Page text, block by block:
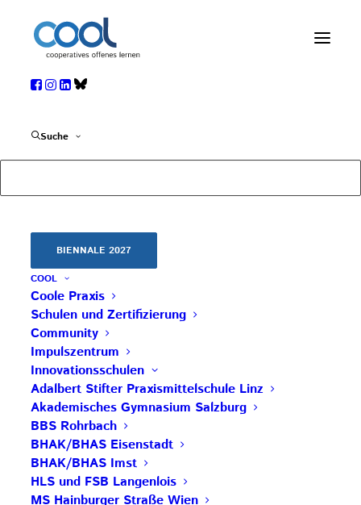
Suche
BIENNALE 2027
COOL
Coole Praxis
Schulen und Zertifizierung
Community
Impulszentrum
Innovationsschulen
Adalbert Stifter Praxismittelschule Linz
Akademisches Gymnasium Salzburg
BBS Rohrbach
BHAK/BHAS Eisenstadt
BHAK/BHAS Imst
HLS und FSB Langenlois
MS Hainburger Straße Wien
NACHMELDUNG
COOL Biennale 2025
DETAILPROGRAMM:
NACHMELDUNG
fürLehrpersonen
Online-Zugang:
Interessierte Lehrpersonen können sich über den
folgenden Link direkt an der PH Tirol für beide
Veranstaltungen nachmelden – Voraussetzung ist
die Genehmigung durch die Schulleitung:
Biennale
ANMELDUNG